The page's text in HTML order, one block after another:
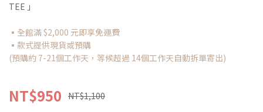
TEE 」
▪全館滿 $2,000 元即享免運費
▪款式提供現貨或預購
(預購約 7-21個工作天，等候超過 14個工作天自動拆單寄出)
NT$950 NT$1,100